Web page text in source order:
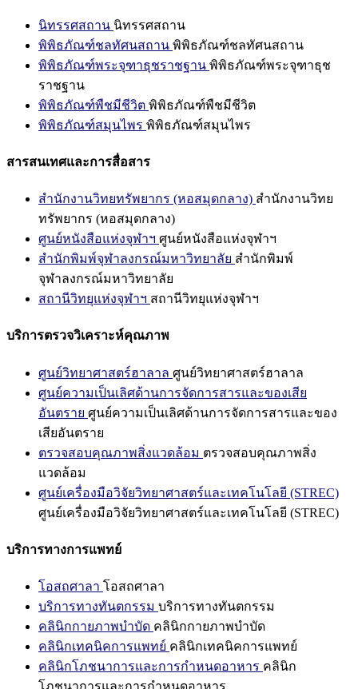
นิทรรศสถาน นิทรรศสถาน
พิพิธภัณฑ์ชลทัศนสถาน พิพิธภัณฑ์ชลทัศนสถาน
พิพิธภัณฑ์พระจุฑาธุชราชฐาน พิพิธภัณฑ์พระจุฑาธุช
ราชฐาน
พิพิธภัณฑ์พืชมีชีวิต พิพิธภัณฑ์พืชมีชีวิต
พิพิธภัณฑ์สมุนไพร พิพิธภัณฑ์สมุนไพร
สารสนเทศและการสื่อสาร
สำนักงานวิทยทรัพยากร (หอสมุดกลาง) สำนักงานวิทย
ทรัพยากร (หอสมุดกลาง)
ศูนย์หนังสือแห่งจุฬาฯ ศูนย์หนังสือแห่งจุฬาฯ
สำนักพิมพ์จุฬาลงกรณ์มหาวิทยาลัย สำนักพิมพ์
จุฬาลงกรณ์มหาวิทยาลัย
สถานีวิทยุแห่งจุฬาฯ สถานีวิทยุแห่งจุฬาฯ
บริการตรวจวิเคราะห์คุณภาพ
ศูนย์วิทยาศาสตร์ฮาลาล ศูนย์วิทยาศาสตร์ฮาลาล
ศูนย์ความเป็นเลิศด้านการจัดการสารและของเสีย
อันตราย ศูนย์ความเป็นเลิศด้านการจัดการสารและของ
เสียอันตราย
ตรวจสอบคุณภาพสิ่งแวดล้อม ตรวจสอบคุณภาพสิ่ง
แวดล้อม
ศูนย์เครื่องมือวิจัยวิทยาศาสตร์และเทคโนโลยี (STREC)
ศูนย์เครื่องมือวิจัยวิทยาศาสตร์และเทคโนโลยี (STREC)
บริการทางการแพทย์
โอสถศาลา โอสถศาลา
บริการทางทันตกรรม บริการทางทันตกรรม
คลินิกกายภาพบำบัด คลินิกกายภาพบำบัด
คลินิกเทคนิคการแพทย์ คลินิกเทคนิคการแพทย์
คลินิกโภชนาการและการกำหนดอาหาร คลินิก